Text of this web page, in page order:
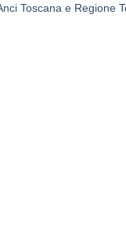
Toscana e Regione